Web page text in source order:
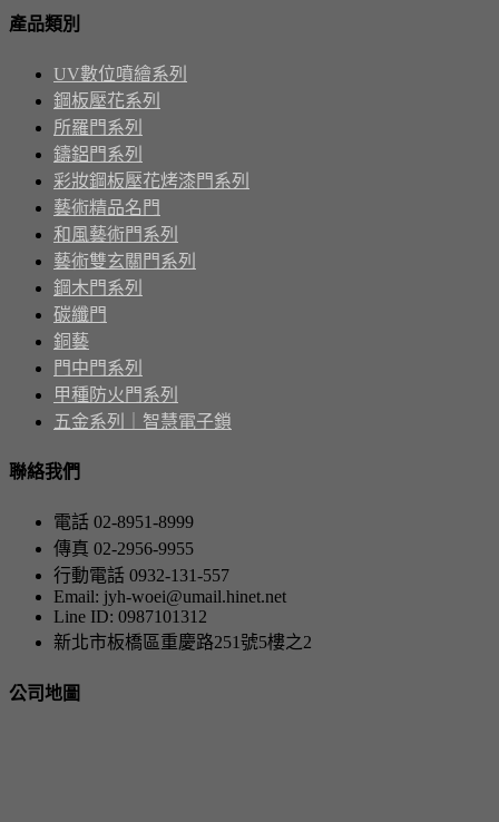
產品類別
UV數位噴繪系列
鋼板壓花系列
所羅門系列
鑄鋁門系列
彩妝鋼板壓花烤漆門系列
藝術精品名門
和風藝術門系列
藝術雙玄關門系列
鋼木門系列
碳纖門
銅藝
門中門系列
甲種防火門系列
五金系列｜智慧電子鎖
聯絡我們
電話 02-8951-8999
傳真 02-2956-9955
行動電話 0932-131-557
Email: jyh-woei@umail.hinet.net
Line ID: 0987101312
新北市板橋區重慶路251號5樓之2
公司地圖